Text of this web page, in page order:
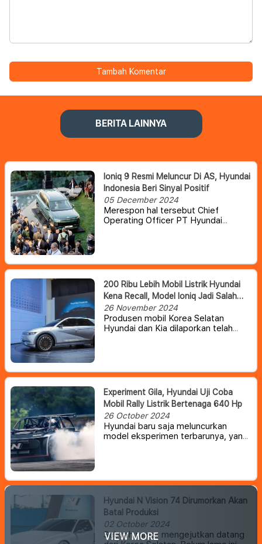
Tambah Komentar
BERITA LAINNYA
Ioniq 9 Resmi Meluncur Di AS, Hyundai
Indonesia Beri Sinyal Positif
05 December 2024
Merespon hal tersebut Chief
Operating Officer PT Hyundai
model Ioniq 9 tersebut ke Tanah Air.
Hanya saja, Hyundai masih melihat
apakah kendaraan ini cocok untuk
masyarakat Indonesia.
200 Ribu Lebih Mobil Listrik Hyundai
Kena Recall, Model Ioniq Jadi Salah
Satunya
26 November 2024
Produsen mobil Korea Selatan
Hyundai dan Kia dilaporkan telah
Experiment Gila, Hyundai Uji Coba
Mobil Rally Listrik Bertenaga 640 Hp
26 October 2024
Hyundai baru saja meluncurkan
model eksperimen terbarunya, yang
balap yang akan membentuk
kendaraan listrik masa depan dari
divisi N.
Hyundai N Vision 74 Dirumorkan Akan
Batal Produksi
02 October 2024
Sebuah rumor mengejutkan datang
VIEW MORE